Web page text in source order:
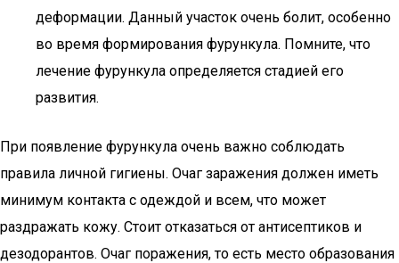
деформации. Данный участок очень болит, особенно
во время формирования фурункула. Помните, что
лечение фурункула определяется стадией его
развития.
При появление фурункула очень важно соблюдать
правила личной гигиены. Очаг заражения должен иметь
минимум контакта с одеждой и всем, что может
раздражать кожу. Стоит отказаться от антисептиков и
дезодорантов. Очаг поражения, то есть место образования